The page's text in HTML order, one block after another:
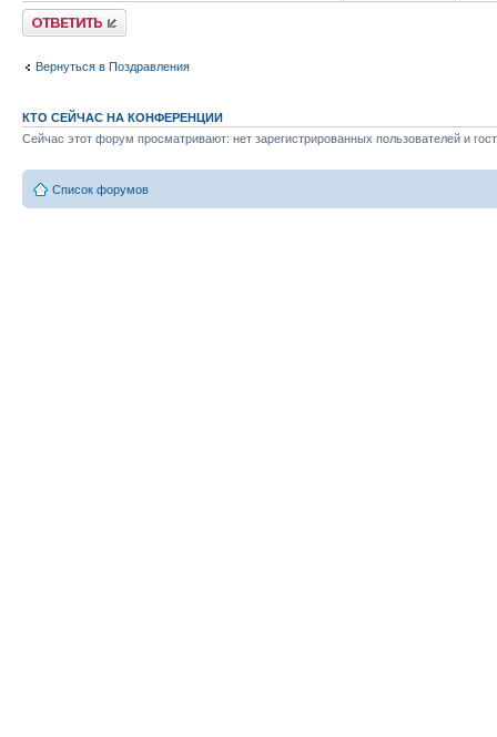
Ответить
Вернуться в Поздравления
КТО СЕЙЧАС НА КОНФЕРЕНЦИИ
Сейчас этот форум просматривают: нет зарегистрированных пользователей и
Список форумов